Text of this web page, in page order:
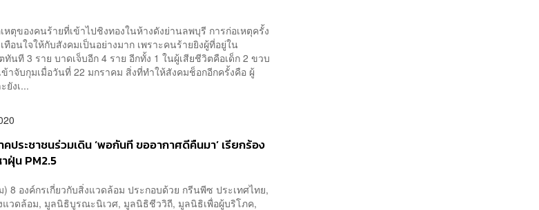
หตุของคนร้ายที่เข้าไปชิงทองในห้างดังย่านลพบุรี การก่อเหตุครั้ง
อนใจให้กับสังคมเป็นอย่างมาก เพราะคนร้ายยิงผู้ที่อยู่ใน
นที 3 ราย บาดเจ็บอีก 4 ราย อีกทั้ง 1 ในผู้เสียชีวิตคือเด็ก 2 ขวบ
ข้าจับกุมเมื่อวันที่ 22 มกราคม สิ่งที่ทำให้สังคมช็อกอีกครั้งคือ ผู้
ยังเ...
ประชาชนร่วมเดิน ‘พอกันที ขออากาศดีคืนมา’ เรียกร้อง
ฝุ่น PM2.5
8 องค์กรเกี่ยวกับสิ่งแวดล้อม ประกอบด้วย กรีนพีซ ประเทศไทย,
วดล้อม, มูลนิธิบูรณะนิเวศ, มูลนิธิชีววิถี, มูลนิธิเพื่อผู้บริโภค,